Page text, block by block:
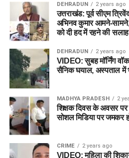
DEHRADUN 2 years ago
उत्तराखंड: पूर्व सीएम
अभिनव कुमार आमने-
को दी हद में रहने की
DEHRADUN 2 years ago
VIDEO: सुबह मॉर्निंग
सैनिक घयाल, अस्पताल में
MADHYA PRADESH 2
शिक्षक दिवस के अवसर पर
सोशल मिडिया पर जमकर
CRIME 2 years ago
VIDEO: महिला की